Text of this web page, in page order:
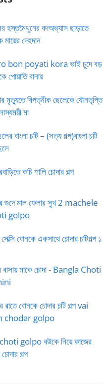
হস্তমৈথুনের বদঅভ্যাস ছাড়াতে
মায়ের দেহদান
bon poyati kora ভাই চুদে বড়
পোয়াতি বানায়
মৃত্যুতে বিপত্নীক ছেলেকে যৌনতৃপ্তি
মা
বাংলা চটি – (সত্য গল্প)বাংলা চটি
কচি শালি চোদার গল্প
গুদে মাল ফেলার সুখ 2 machele
golpo
বোনকে একসাথে চোদার চটিগল্প ১
বাসায় মাকে চোদা - Bangla Choti
রাতে বোনকে চোদার চটি গল্প vai
chodar golpo
golpo বউকে নিয়ে কাজের
গল্প